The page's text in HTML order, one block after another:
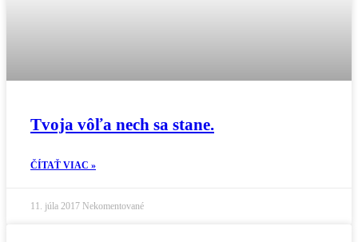
Tvoja vôľa nech sa stane.
ČÍTAŤ VIAC »
11. júla 2017 Nekomentované